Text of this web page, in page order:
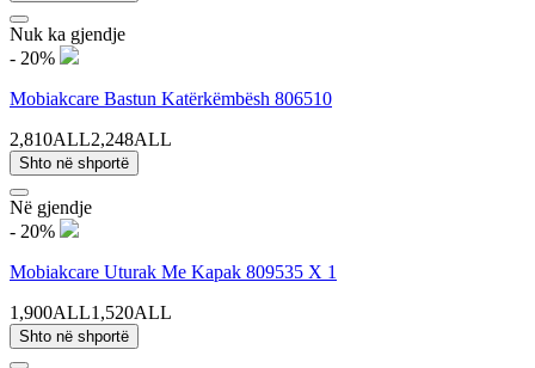
Nuk ka gjendje
- 20%
Mobiakcare Bastun Katërkëmbësh 806510
2,810ALL2,248ALL
Shto në shportë
Në gjendje
- 20%
Mobiakcare Uturak Me Kapak 809535 X 1
1,900ALL1,520ALL
Shto në shportë